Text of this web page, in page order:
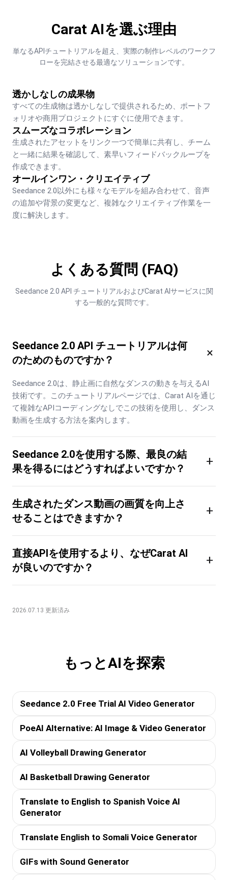
Carat AIを選ぶ理由
単なるAPIチュートリアルを超え、実際の制作レベルのワークフ
ローを完結させる最適なソリューションです。
透かしなしの成果物
すべての生成物は透かしなしで提供されるため、ポートフ
ォリオや商用プロジェクトにすぐに使用できます。
スムーズなコラボレーション
生成されたアセットをリンク一つで簡単に共有し、チーム
と一緒に結果を確認して、素早いフィードバックループを
作成できます。
オールインワン・クリエイティブ
Seedance 2.0以外にも様々なモデルを組み合わせて、音声
の追加や背景の変更など、複雑なクリエイティブ作業を一
度に解決します。
よくある質問 (FAQ)
Seedance 2.0 API チュートリアルおよびCarat AIサービスに関
する一般的な質問です。
Seedance 2.0 API チュートリアルは何
のためのものですか？
×
Seedance 2.0は、静止画に自然なダンスの動きを与えるAI
技術です。このチュートリアルページでは、Carat AIを通じ
て複雑なAPIコーディングなしでこの技術を使用し、ダンス
動画を生成する方法を案内します。
Seedance 2.0を使用する際、最良の結
果を得るにはどうすればよいですか？
+
生成されたダンス動画の画質を向上さ
せることはできますか？
+
直接APIを使用するより、なぜCarat AI
が良いのですか？
+
2026.07.13 更新済み
もっとAIを探索
Seedance 2.0 Free Trial AI Video Generator
PoeAI Alternative: AI Image & Video Generator
AI Volleyball Drawing Generator
AI Basketball Drawing Generator
Translate to English to Spanish Voice AI
Generator
Translate English to Somali Voice Generator
GIFs with Sound Generator